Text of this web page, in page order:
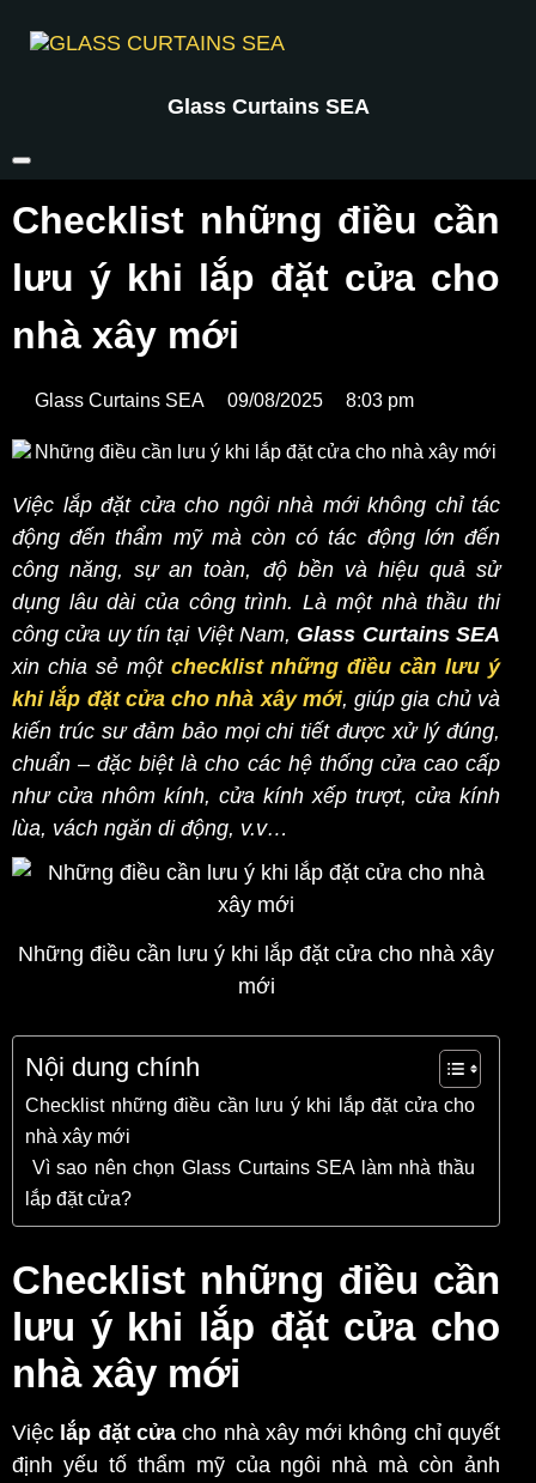
Glass Curtains SEA
Checklist những điều cần
lưu ý khi lắp đặt cửa cho
nhà xây mới
Glass Curtains SEA 09/08/2025 8:03 pm
Việc lắp đặt cửa cho ngôi nhà mới không chỉ tác
động đến thẩm mỹ mà còn có tác động lớn đến
công năng, sự an toàn, độ bền và hiệu quả sử
dụng lâu dài của công trình. Là một nhà thầu thi
công cửa uy tín tại Việt Nam, Glass Curtains SEA
xin chia sẻ một checklist những điềucần lưu ý
khi lắp đặt cửa cho nhà xây mới, giúp gia chủ và
kiến trúc sư đảm bảo mọi chi tiết được xử lý đúng,
chuẩn – đặc biệt là cho các hệ thống cửa cao cấp
như cửa nhôm kính, cửa kính xếp trượt, cửa kính
lùa, vách ngăn di động, v.v…
Những điều cần lưu ý khi lắp đặt cửa cho nhà xây
mới
Nội dung chính
Checklist những điều cần lưu ý khi lắp đặt cửa cho
nhà xây mới
Vì sao nên chọn Glass Curtains SEA làm nhà thầu
lắp đặt cửa?
Checklist những điều cần
lưu ý khi lắp đặt cửa cho
nhà xây mới
Việc lắp đặt cửacho nhà xây mới không chỉ quyết
định yếu tố thẩm mỹ của ngôi nhà mà còn ảnh